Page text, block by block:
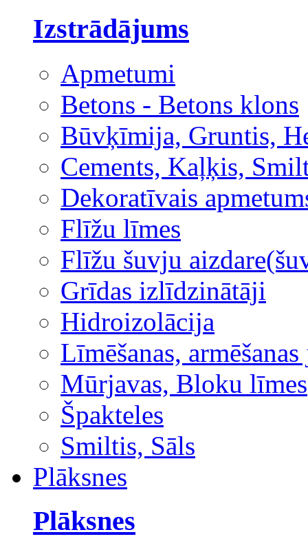
Izstrādājums
Apmetumi
Betons - Betons klons
Būvķīmija, Gruntis,
Cements, Kaļķis,
Dekoratīvais
Flīžu līmes
Flīžu šuvju
Grīdas izlīdzinātāji
Hidroizolācija
Līmēšanas, armēšanas
Mūrjavas, Bloku līmes
Špakteles
Smiltis, Sāls
Plāksnes
Plāksnes